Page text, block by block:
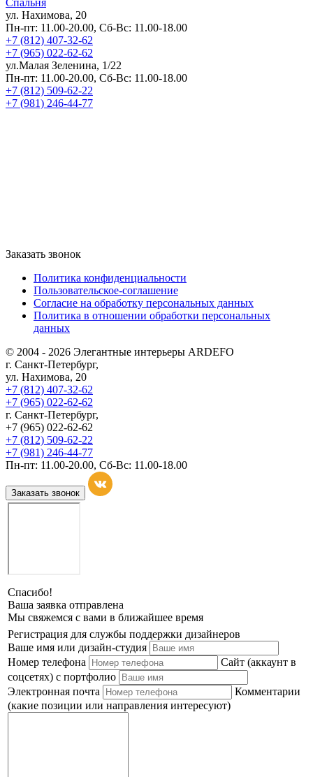
Спальня
ул. Нахимова, 20
Пн-пт: 11.00-20.00, Сб-Вс: 11.00-18.00
+7 (812) 407-32-62
+7 (965) 022-62-62
ул.Малая Зеленина, 1/22
Пн-пт: 11.00-20.00, Сб-Вс: 11.00-18.00
+7 (812) 509-62-22
+7 (981) 246-44-77
Заказать звонок
Политика конфиденциальности
Пользовательское-соглашение
Согласие на обработку персональных данных
Политика в отношении обработки персональных
данных
© 2004 - 2026 Элегантные интерьеры ARDEFO
г. Санкт-Петербург,
ул. Нахимова, 20
+7 (812) 407-32-62
+7 (965) 022-62-62
г. Санкт-Петербург,
+7 (965) 022-62-62
+7 (812) 509-62-22
+7 (981) 246-44-77
Пн-пт: 11.00-20.00, Сб-Вс: 11.00-18.00
Заказать звонок
Спасибо!
Ваша заявка отправлена
Мы свяжемся с вами в ближайшее время
Регистрация для службы поддержки дизайнеров
Ваше имя или дизайн-студия
Номер телефона
Сайт (аккаунт в
соцсетях) с портфолио
Электронная почта
Комментарии
(какие позиции или направления интересуют)